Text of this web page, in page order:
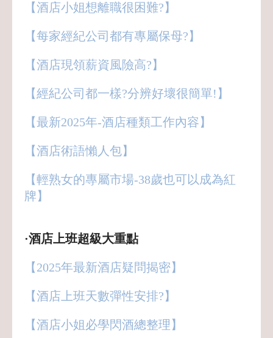
【酒店小姐想離職很困難?】
【每家經紀公司都有專屬保母?】
【酒店現領薪資風險高?】
【經紀公司都一樣?分辨好壞很簡單!】
【最新2025年-酒店種類工作內容】
【酒店術語懶人包】
【輕熟女的專屬市場-38歲也可以成為紅
牌】
·酒店上班超級大重點
【2025年最新酒店疑問揭密】
【酒店上班天數彈性安排?】
【酒店小姐必學閃酒總整理】